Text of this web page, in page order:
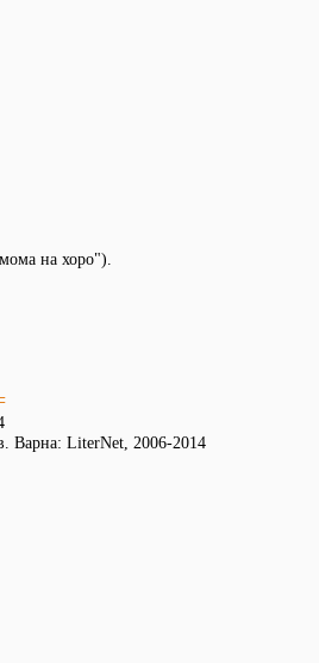
на хоро").
Варна: LiterNet, 2006-2014